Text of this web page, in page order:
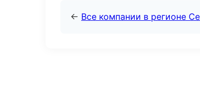
← Все компании в регионе